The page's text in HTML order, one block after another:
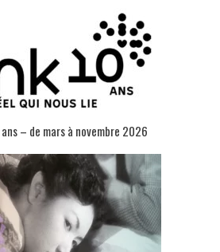
– de mars à novembre 2026